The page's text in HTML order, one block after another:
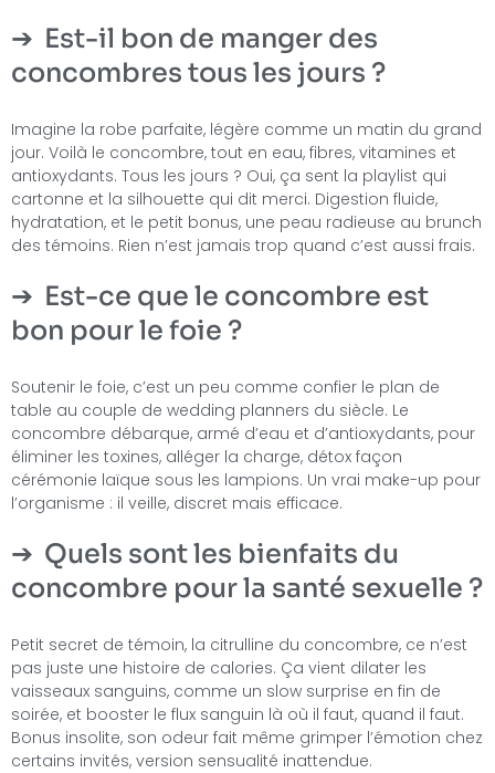
Est-il bon de manger des
concombres tous les jours ?
Imagine la robe parfaite, légère comme un matin du grand
jour. Voilà le concombre, tout en eau, fibres, vitamines et
antioxydants. Tous les jours ? Oui, ça sent la playlist qui
cartonne et la silhouette qui dit merci. Digestion fluide,
hydratation, et le petit bonus, une peau radieuse au brunch
des témoins. Rien n’est jamais trop quand c’est aussi frais.
Est-ce que le concombre est
bon pour le foie ?
Soutenir le foie, c’est un peu comme confier le plan de
table au couple de wedding planners du siècle. Le
concombre débarque, armé d’eau et d’antioxydants, pour
éliminer les toxines, alléger la charge, détox façon
cérémonie laïque sous les lampions. Un vrai make-up pour
l’organisme : il veille, discret mais efficace.
Quels sont les bienfaits du
concombre pour la santé sexuelle ?
Petit secret de témoin, la citrulline du concombre, ce n’est
pas juste une histoire de calories. Ça vient dilater les
vaisseaux sanguins, comme un slow surprise en fin de
soirée, et booster le flux sanguin là où il faut, quand il faut.
Bonus insolite, son odeur fait même grimper l’émotion chez
certains invités, version sensualité inattendue.